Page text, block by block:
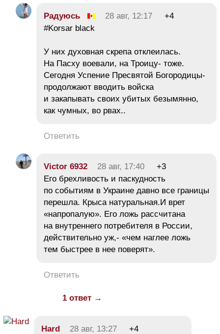
Радуюсь 28 авг, 12:17
+4
#Korsar black
У них духовная скрепа отклеилась.
На Пасху воевали, на Троицу- тоже.
Сегодня Успение Пресвятой Богородицы-
продолжают вводить войска
и закапывать своих убитых безымянно,
как чумных, вo рвах..
Ответить
Victor 6932 28 авг, 17:40
+3
Его брехливость и паскудность
по событиям в Украине давно все границы
перешла. Крыса натуральная.И врет
«напропалую». Его ложь рассчитана
на внутреннего потребителя в России,
действительно уж,- «чем наглее ложь
тем быстрее в нее поверят».
Ответить
1 ответ →
Hard 28 авг, 13:27
+4